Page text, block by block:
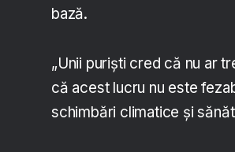
bază.
„Unii puriști cred că nu ar
că acest lucru nu este
schimbări climatice și